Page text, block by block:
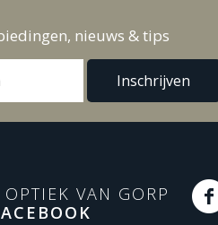
nieuws & tips
OPTIEK VAN GORP